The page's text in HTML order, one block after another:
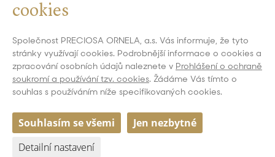
CERTIFIKOVANÝ SYSTÉM ŘÍZENÍ
GDPR
WHISTLEBLOWING
NASTAVENÍ COOKIES
Copyright 2026 All Rights Reserved PRECIOSA ORNELA, a.s.
cookies
Společnost PRECIOSA ORNELA, a.s. Vás informuje, že tyto
stránky využívají cookies. Podrobnější informace o cookies a
zpracování osobních údajů naleznete v Prohlášení o ochraně
soukromí a používání tzv. cookies. Žádáme Vás tímto o
souhlas s používáním níže specifikovaných cookies.
Souhlasím se všemi
Jen nezbytné
Detailní nastavení